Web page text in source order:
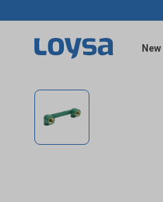
New